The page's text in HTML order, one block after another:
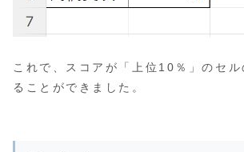
これで、スコアが「上位10％」のセル
ることができました。